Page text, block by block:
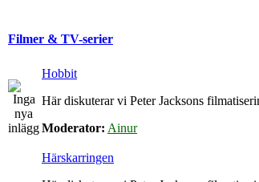
Filmer & TV-serier
Hobbit
Här diskuterar vi Peter Jacksons
Moderator: Ainur
Härskarringen